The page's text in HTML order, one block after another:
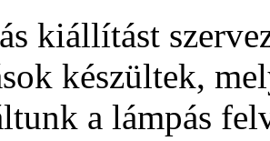
kiállítást
készültek,
a lámpás